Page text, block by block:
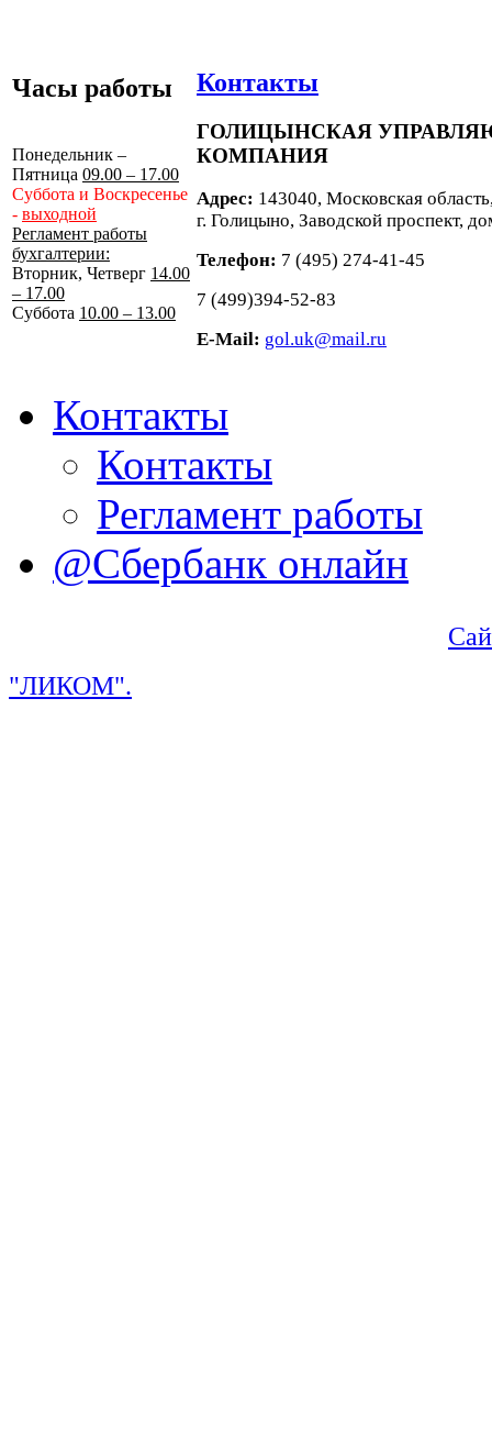
Часы работы
Понедельник –
Пятница 09.00 – 17.00
Суббота и Воскресенье
- выходной
Регламент работы
бухгалтерии:
Вторник, Четверг 14.00
– 17.00
Суббота 10.00 – 13.00
Контакты
ГОЛИЦЫНСКАЯ
КОМПАНИЯ
Адрес: 143040, Московская
г. Голицыно, Заводской проспект,
Телефон: 7 (495) 274-41-45
7 (499)394-52-83
E-Mail: gol.uk@mail.ru
Контакты
Контакты
Регламент работы
@Сбербанк онлайн
"ЛИКОМ".